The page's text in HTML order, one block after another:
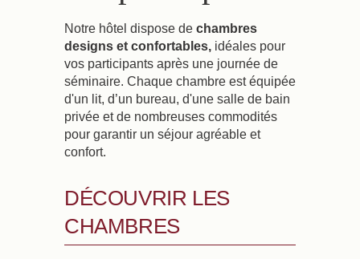
Notre hôtel dispose de chambres
designs et confortables, idéales pour
vos participants après une journée de
séminaire. Chaque chambre est équipée
d'un lit, d’un bureau, d'une salle de bain
privée et de nombreuses commodités
pour garantir un séjour agréable et
confort.
DÉCOUVRIR LES
CHAMBRES
Réserver